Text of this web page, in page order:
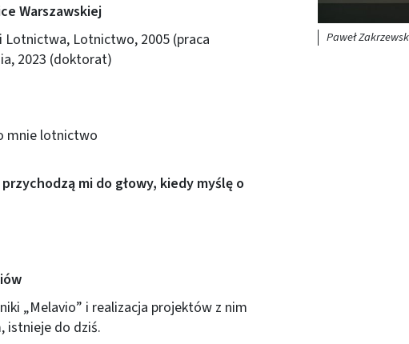
Paweł
Warszawskiej
Lotnictwa, Lotnictwo, 2005 (praca
2023 (doktorat)
mnie lotnictwo
mi do głowy, kiedy myślę o
„Melavio” i realizacja projektów z nim
istnieje do dziś.